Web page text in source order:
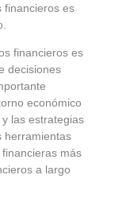
financieros es
financieros es
decisiones
económico
las estrategias
herramientas
más
a largo